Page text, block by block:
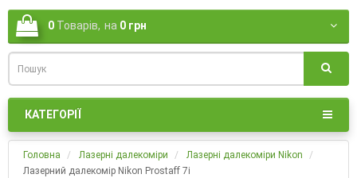
0 Товарів, на 0 грн
КАТЕГОРІЇ
Головна Лазерні далекоміри
Лазерні далекоміри Nikon
Лазерний далекомір Nikon Prostaff 7i